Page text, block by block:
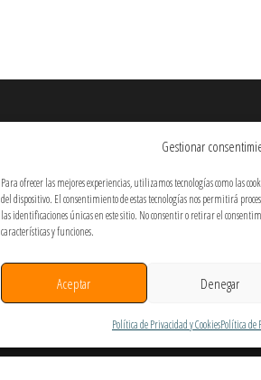
Gestionar
Para ofrecer las mejores experiencias, utilizamos tecnologías como las
del dispositivo. El consentimiento de estas tecnologías nos permitirá
las identificaciones únicas en este sitio. No consentir o retirar el
características y funciones.
Aceptar Denegar
Política de Privacidad y CookiesPolítica de